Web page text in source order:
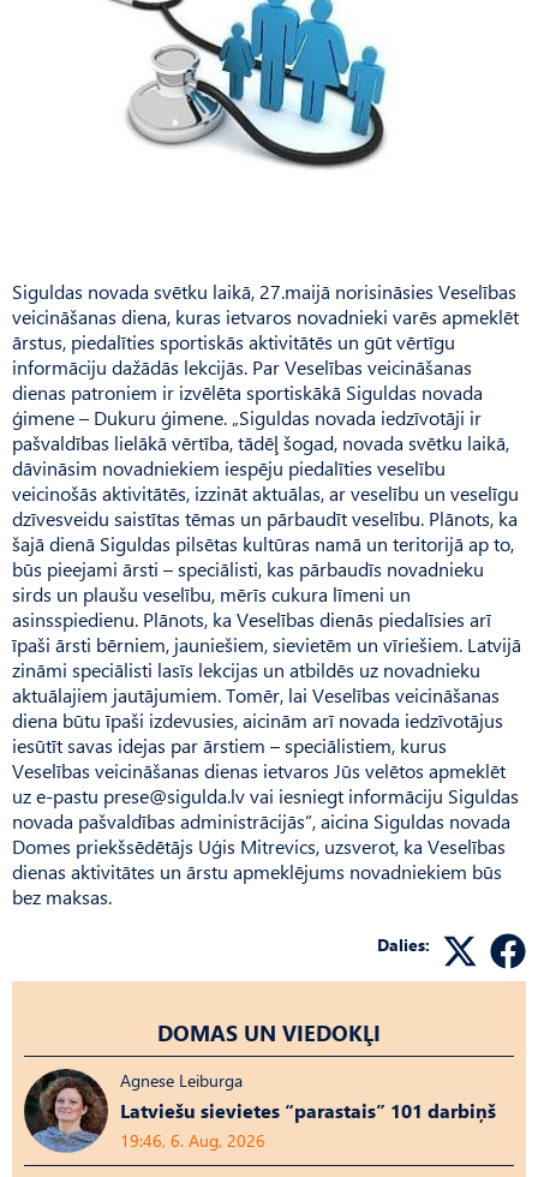
Siguldas novada svētku laikā, 27.maijā norisināsies Veselības
veicināšanas diena, kuras ietvaros novadnieki varēs apmeklēt
ārstus, piedalīties sportiskās aktivitātēs un gūt vērtīgu
informāciju dažādās lekcijās. Par Veselības veicināšanas
dienas patroniem ir izvēlēta sportiskākā Siguldas novada
ģimene – Dukuru ģimene. „Siguldas novada iedzīvotāji ir
pašvaldības lielākā vērtība, tādēļ šogad, novada svētku laikā,
dāvināsim novadniekiem iespēju piedalīties veselību
veicinošās aktivitātēs, izzināt aktuālas, ar veselību un veselīgu
dzīvesveidu saistītas tēmas un pārbaudīt veselību. Plānots, ka
šajā dienā Siguldas pilsētas kultūras namā un teritorijā ap to,
būs pieejami ārsti – speciālisti, kas pārbaudīs novadnieku
sirds un plaušu veselību, mērīs cukura līmeni un
asinsspiedienu. Plānots, ka Veselības dienās piedalīsies arī
īpaši ārsti bērniem, jauniešiem, sievietēm un vīriešiem. Latvijā
zināmi speciālisti lasīs lekcijas un atbildēs uz novadnieku
aktuālajiem jautājumiem. Tomēr, lai Veselības veicināšanas
diena būtu īpaši izdevusies, aicinām arī novada iedzīvotājus
iesūtīt savas idejas par ārstiem – speciālistiem, kurus
Veselības veicināšanas dienas ietvaros Jūs velētos apmeklēt
uz e-pastu prese@sigulda.lvvai iesniegt informāciju Siguldas
novada pašvaldības administrācijās”, aicina Siguldas novada
Domes priekšsēdētājs Uģis Mitrevics, uzsverot, ka Veselības
dienas aktivitātes un ārstu apmeklējums novadniekiem būs
bez maksas.
Dalies:
DOMAS UN VIEDOKĻI
Agnese Leiburga
Latviešu sievietes “parastais” 101 darbiņš
19:46, 6. Aug, 2026